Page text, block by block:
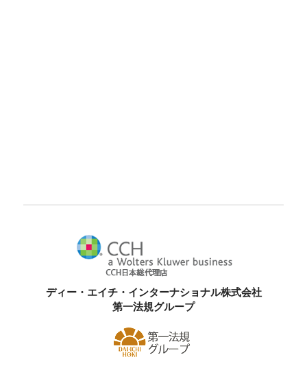
ディー・エイチ・インターナショナル株式会社
第一法規グループ